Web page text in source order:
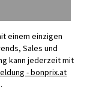
einem einzigen
Sales und
kann jederzeit mit
- bonprix.at